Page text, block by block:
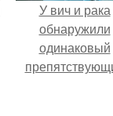
У вич и рака
обнаружили
одинаковый